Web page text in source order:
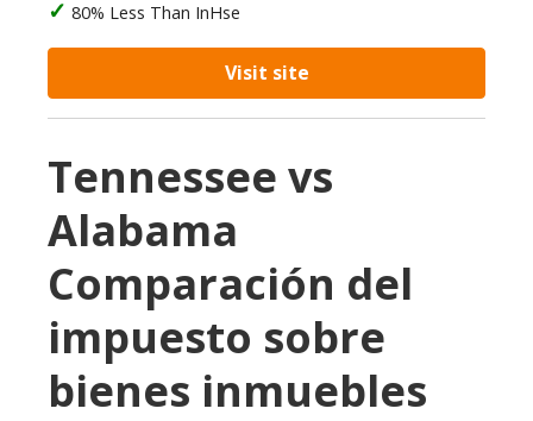
80% Less Than InHse
Visit site
Tennessee vs
Alabama
Comparación del
impuesto sobre
bienes inmuebles